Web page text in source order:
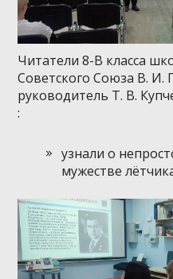
Читатели 8-В класса
Советского Союза В. И.
руководитель Т. В.
:
узнали о
мужестве